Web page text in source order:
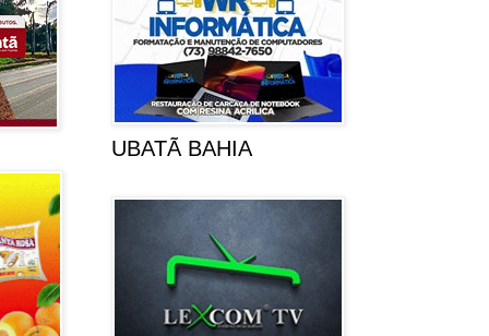
UBATÃ BAHIA